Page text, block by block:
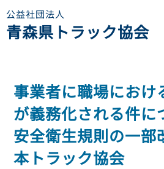
公益社団法人
青森県トラック協会
プロフィール
ディスクロージャー
会員名簿
研修センターのご案内
お知らせ
青森県トラック協会
行政・他団体
助成事業
事業者に職場におけ
が義務化される件に
安全衛生規則の一部
本トラック協会